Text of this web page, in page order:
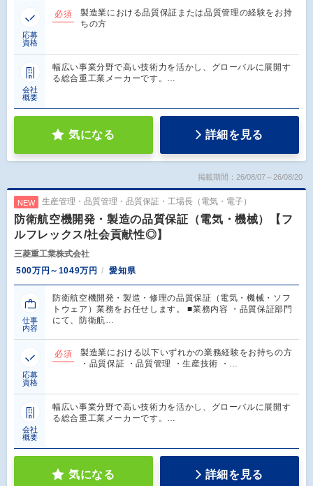
応募
資格
必須
製造業における品質保証または品質管理の経験をお持
ちの方
会社
概要
幅広い事業分野で高い技術力を活かし、グローバルに展開す
る総合重工業メーカーです。…
気になる 詳細を見る
掲載期間：26/08/07～26/08/20
NEW 生産管理・品質管理・品質保証・工場長（電気・電子）
防衛航空機開発・製造の品質保証（電気・機械）【フ
ルフレックス/社会貢献性◎】
三菱重工業株式会社
500万円～1049万円
愛知県
仕事
内容
防衛航空機開発・製造・修理の品質保証（電気・機械・ソフ
トウェア）業務をお任せします。 ■業務内容 ・品質保証部門
にて、防衛航…
応募
資格
必須
製造業における以下いずれかの業務経験をお持ちの方
・品質保証 ・品質管理 ・生産技術 ・…
会社
概要
幅広い事業分野で高い技術力を活かし、グローバルに展開す
る総合重工業メーカーです。…
気になる 詳細を見る